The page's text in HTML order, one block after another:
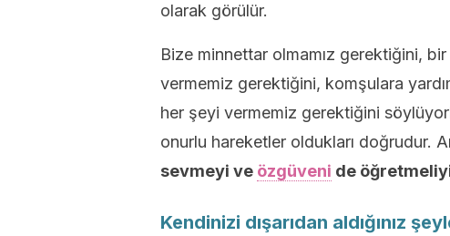
olarak görülür.
Bize minnettar olmamız gerektiğini,
vermemiz gerektiğini, komşulara
her şeyi vermemiz gerektiğini
onurlu hareketler oldukları doğrudur.
sevmeyi ve özgüveni de
Kendinizi dışarıdan aldığınız